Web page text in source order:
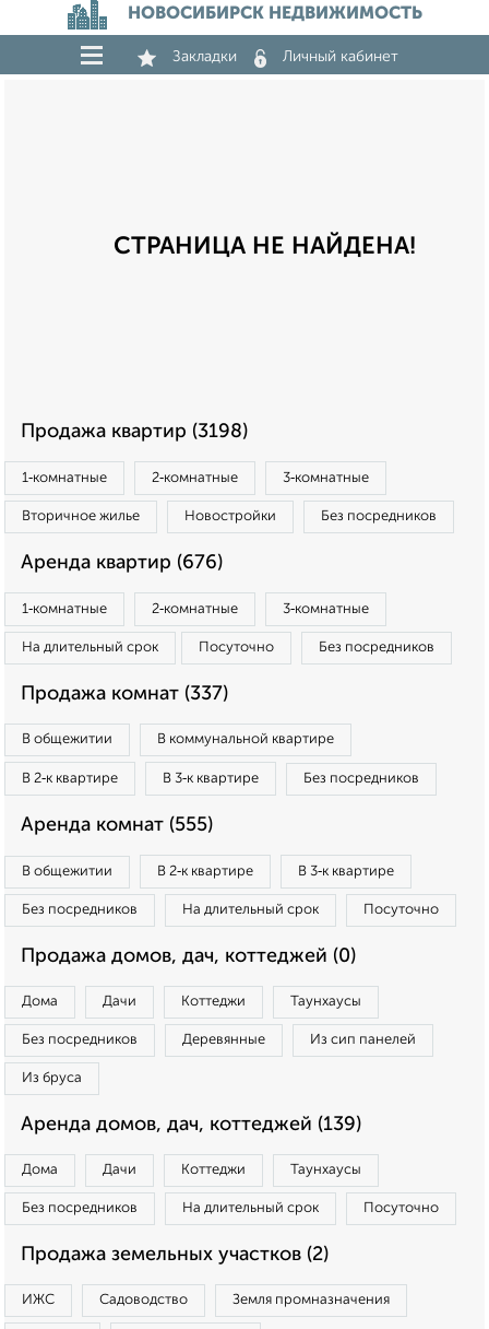
НОВОСИБИРСК НЕДВИЖИМОСТЬ
Закладки Личный кабинет
СТРАНИЦА НЕ НАЙДЕНА!
Продажа квартир (3198)
1‑комнатные 2‑комнатные 3‑комнатные
Вторичное жилье Новостройки Без посредников
Аренда квартир (676)
1‑комнатные 2‑комнатные 3‑комнатные
На длительный срок Посуточно Без посредников
Продажа комнат (337)
В общежитии В коммунальной квартире
В 2‑к квартире В 3‑к квартире Без посредников
Аренда комнат (555)
В общежитии В 2‑к квартире В 3‑к квартире
Без посредников На длительный срок Посуточно
Продажа домов, дач, коттеджей (0)
Дома Дачи Коттеджи Таунхаусы
Без посредников Деревянные Из сип панелей
Из бруса
Аренда домов, дач, коттеджей (139)
Дома Дачи Коттеджи Таунхаусы
Без посредников На длительный срок Посуточно
Продажа земельных участков (2)
ИЖС Садоводство Земля промназначения